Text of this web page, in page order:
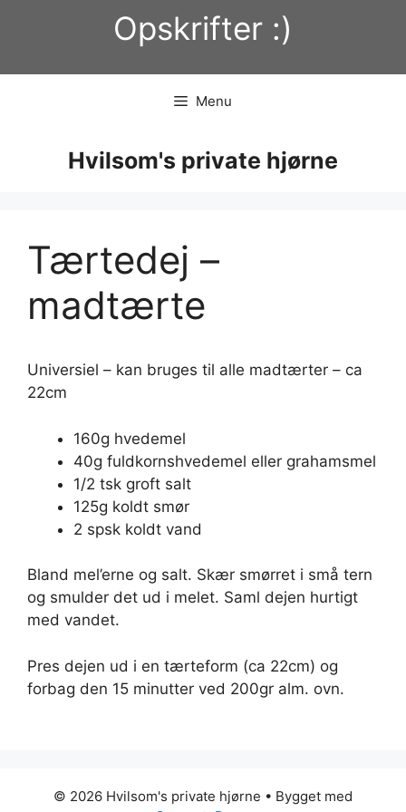
Opskrifter :)
Menu
Hvilsom's private hjørne
Tærtedej –
madtærte
Universiel – kan bruges til alle madtærter – ca
22cm
160g hvedemel
40g fuldkornshvedemel eller grahamsmel
1/2 tsk groft salt
125g koldt smør
2 spsk koldt vand
Bland mel’erne og salt. Skær smørret i små tern
og smulder det ud i melet. Saml dejen hurtigt
med vandet.
Pres dejen ud i en tærteform (ca 22cm) og
forbag den 15 minutter ved 200gr alm. ovn.
© 2026 Hvilsom's private hjørne • Bygget med